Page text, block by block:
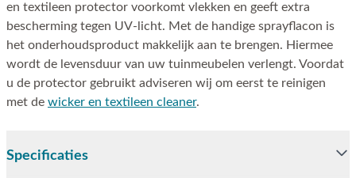
en textileen protector voorkomt vlekken en geeft extra
bescherming tegen UV-licht. Met de handige sprayflacon is
het onderhoudsproduct makkelijk aan te brengen. Hiermee
wordt de levensduur van uw tuinmeubelen verlengt. Voordat
u de protector gebruikt adviseren wij om eerst te reinigen
met de wicker en textileen cleaner.
Specificaties